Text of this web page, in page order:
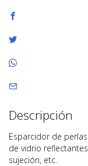
Descripción
Esparcidor de
de vidrio
sujeción, etc.